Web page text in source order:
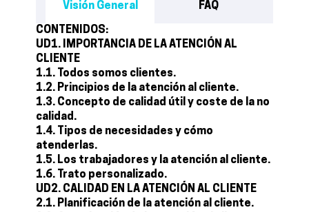
Visión General FAQ
CONTENIDOS:
UD1. IMPORTANCIA DE LA ATENCIÓN AL
CLIENTE
1.1. Todos somos clientes.
1.2. Principios de la atención al cliente.
1.3. Concepto de calidad útil y coste de la no
calidad.
1.4. Tipos de necesidades y cómo
atenderlas.
1.5. Los trabajadores y la atención al cliente.
1.6. Trato personalizado.
UD2. CALIDAD EN LA ATENCIÓN AL CLIENTE
2.1. Planificación de la atención al cliente.